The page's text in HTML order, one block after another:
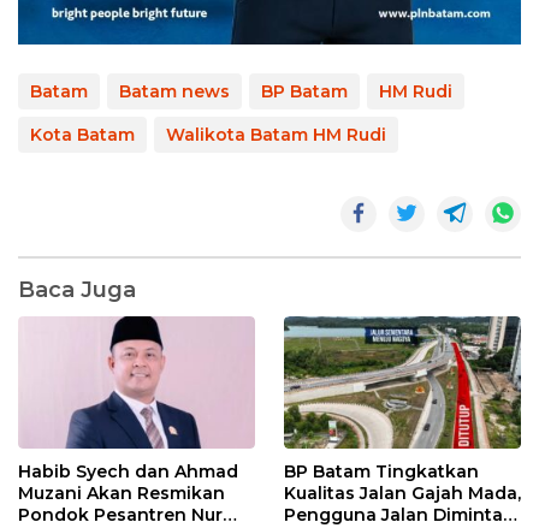
Batam Batam news BP Batam
HM Rudi
Kota Batam
Walikota Batam HM Rudi
Baca Juga
Habib Syech dan Ahmad
Muzani Akan Resmikan
Pondok Pesantren Nur
BP Batam Tingkatkan
Kualitas Jalan Gajah Mada,
Pengguna Jalan Diminta